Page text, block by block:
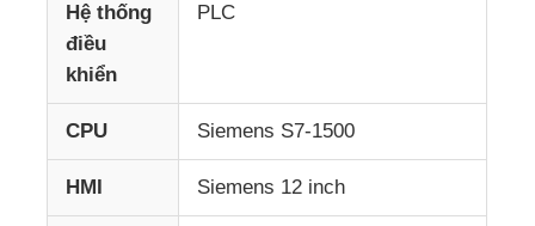
Hệ thống
điều
khiển
PLC
CPU Siemens S7-1500
HMI Siemens 12 inch